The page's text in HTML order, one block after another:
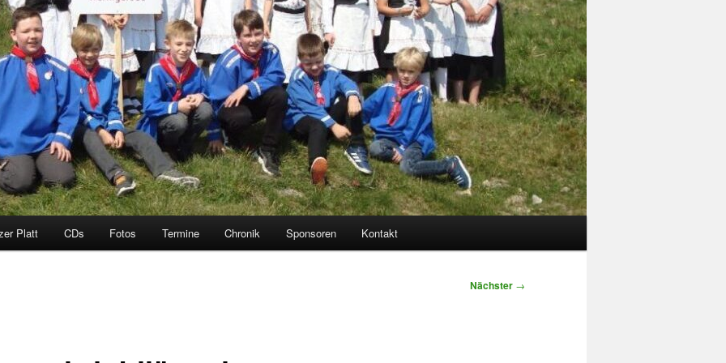
Platt CDs Fotos Termine Chronik Sponsoren Kontakt
Nächster →